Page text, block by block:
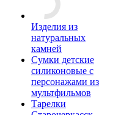
Изделия из
натуральных
камней
Сумки детские
силиконовые с
персонажами из
мультфильмов
Тарелки